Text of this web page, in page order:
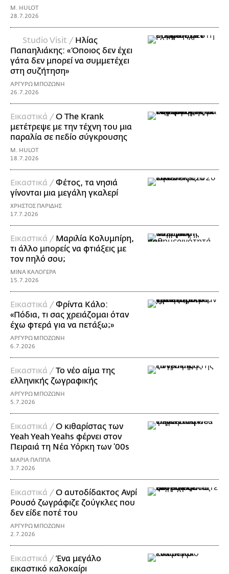
M. HULOT
28.7.2026
Studio Visit / Ηλίας
Παπαηλιάκης: «Όποιος δεν έχει
γάτα δεν μπορεί να συμμετέχει
στη συζήτηση»
ΑΡΓΥΡΩ ΜΠΟΖΩΝΗ
26.7.2026
Εικαστικά /Ο The Krank
μετέτρεψε με την τέχνη του μια
παραλία σε πεδίο σύγκρουσης
M. HULOT
18.7.2026
Εικαστικά /Φέτος, τα νησιά
γίνονται μια μεγάλη γκαλερί
ΧΡΗΣΤΟΣ ΠΑΡΙΔΗΣ
17.7.2026
Εικαστικά / Μαριλία Κολυμπίρη,
τι άλλο μπορείς να φτιάξεις με
τον πηλό σου;
ΜΙΝΑ ΚΑΛΟΓΕΡΑ
15.7.2026
Εικαστικά /Φρίντα Κάλο:
«Πόδια, τι σας χρειάζομαι όταν
έχω φτερά για να πετάξω;»
ΑΡΓΥΡΩ ΜΠΟΖΩΝΗ
6.7.2026
Εικαστικά /Το νέο αίμα της
ελληνικής ζωγραφικής
ΑΡΓΥΡΩ ΜΠΟΖΩΝΗ
5.7.2026
Εικαστικά /Ο κιθαρίστας των
Yeah Yeah Yeahs φέρνει στον
Πειραιά τη Νέα Υόρκη των ’00s
ΜΑΡΙΑ ΠΑΠΠΑ
3.7.2026
Εικαστικά /Ο αυτοδίδακτος Ανρί
Ρουσό ζωγράφιζε ζούγκλες που
δεν είδε ποτέ του
ΑΡΓΥΡΩ ΜΠΟΖΩΝΗ
2.7.2026
Εικαστικά /Ένα μεγάλο
εικαστικό καλοκαίρι